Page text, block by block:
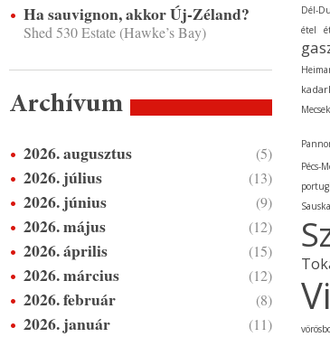
Ha sauvignon, akkor Új-Zéland?
Shed 530 Estate (Hawke’s Bay)
Archívum
2026. augusztus (5)
2026. július (13)
2026. június (9)
2026. május (12)
2026. április (15)
2026. március (12)
2026. február (8)
2026. január (11)
Dél-
étel
Pécs-
Sauska